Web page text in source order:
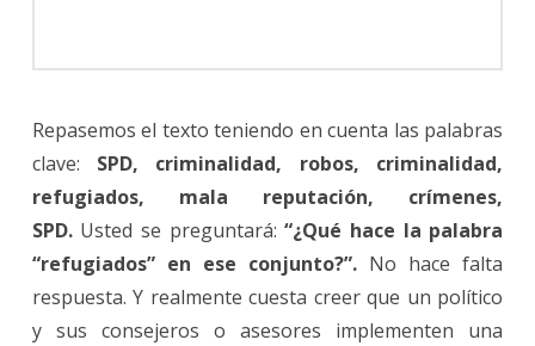
Repasemos el texto teniendo en cuenta las palabras
clave: SPD, criminalidad, robos, criminalidad,
refugiados, mala reputación, crímenes,
SPD.Usted se preguntará:“¿Qué hace la palabra
“refugiados” en ese conjunto?”. No hace falta
respuesta. Y realmente cuesta creer que un político
y sus consejeros o asesores implementen una